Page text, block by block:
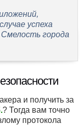
успеха
города
и получить за
? Тогда вам точно
протокола